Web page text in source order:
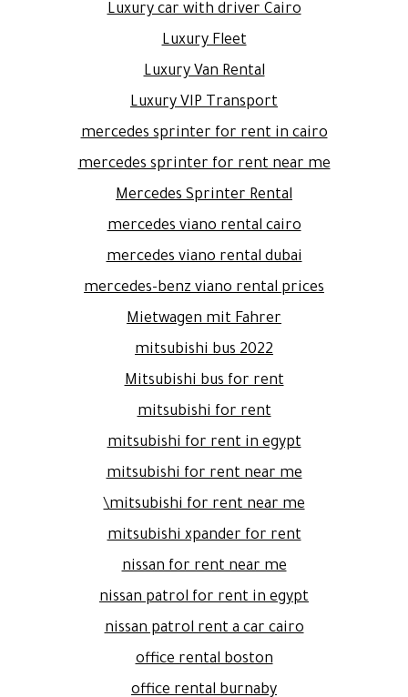
Luxury car with driver Cairo
Luxury Fleet
Luxury Van Rental
Luxury VIP Transport
mercedes sprinter for rent in cairo
mercedes sprinter for rent near me
Mercedes Sprinter Rental
mercedes viano rental cairo
mercedes viano rental dubai
mercedes-benz viano rental prices
Mietwagen mit Fahrer
mitsubishi bus 2022
Mitsubishi bus for rent
mitsubishi for rent
mitsubishi for rent in egypt
mitsubishi for rent near me
mitsubishi for rent near me\
mitsubishi xpander for rent
nissan for rent near me
nissan patrol for rent in egypt
nissan patrol rent a car cairo
office rental boston
office rental burnaby